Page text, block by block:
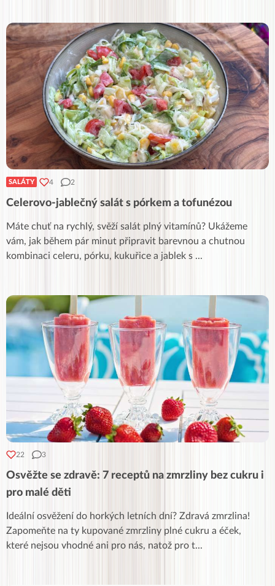
SALÁTY 4 2
Celerovo-jablečný salát s pórkem a tofunézou
Máte chuť na rychlý, svěží salát plný vitamínů? Ukážeme
vám, jak během pár minut připravit barevnou a chutnou
kombinaci celeru, pórku, kukuřice a jablek s ...
22 3
Osvěžte se zdravě: 7 receptů na zmrzliny bez cukru i
pro malé děti
Ideální osvěžení do horkých letních dní? Zdravá zmrzlina!
Zapomeňte na ty kupované zmrzliny plné cukru a éček,
které nejsou vhodné ani pro nás, natož pro t...